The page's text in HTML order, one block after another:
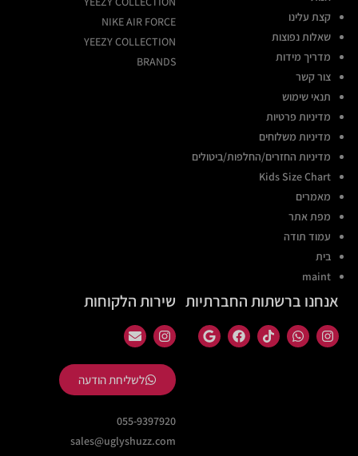
קצת עלינו
שאלות נפוצות
מדריך מידות
צור קשר
תנאי שימוש
מדיניות פרטיות
מדיניות משלוחים
מדיניות החזרים/החלפות/ביטולים
Kids Size Chart
מאמרים
מפת אתר
עמוד תודה
בית
maint
NIKE AIR FORCE
YEEZY COLLECTION
BRANDS
אנחנו ברשתות החברתיות שירות הלקוחות
לשליחת הודעה
055-9397920
sales@uglyshuzz.com